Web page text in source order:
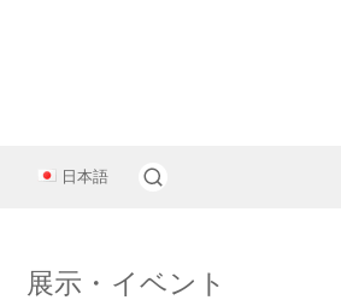
日本語
展示・イベント